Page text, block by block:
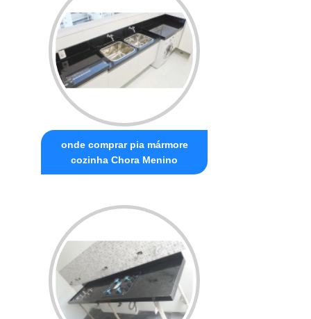
onde comprar pia mármore
cozinha Chora Menino